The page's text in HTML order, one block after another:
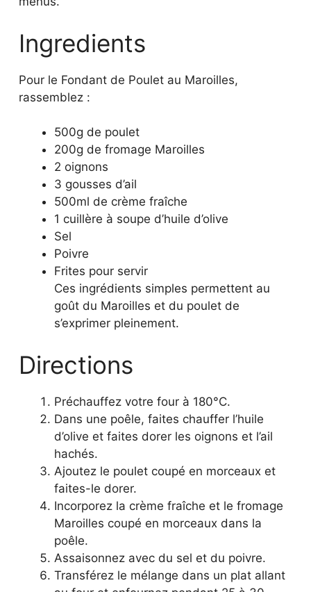
Ingredients
Pour le Fondant de Poulet au Maroilles,
rassemblez :
500g de poulet
200g de fromage Maroilles
2 oignons
3 gousses d’ail
500ml de crème fraîche
1 cuillère à soupe d’huile d’olive
Sel
Poivre
Frites pour servir
Ces ingrédients simples permettent au
goût du Maroilles et du poulet de
s’exprimer pleinement.
Directions
Préchauffez votre four à 180°C.
Dans une poêle, faites chauffer l’huile
d’olive et faites dorer les oignons et l’ail
hachés.
Ajoutez le poulet coupé en morceaux et
faites-le dorer.
Incorporez la crème fraîche et le fromage
Maroilles coupé en morceaux dans la
poêle.
Assaisonnez avec du sel et du poivre.
Transférez le mélange dans un plat allant